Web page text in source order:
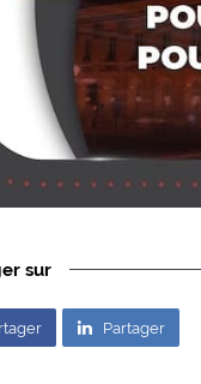
sur
Partager